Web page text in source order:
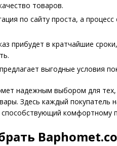
товаров.
по сайту проста, а
прибудет в кратчайшие
выгодные условия
надежным выбором для тех,
Здесь каждый покупатель
комфортному